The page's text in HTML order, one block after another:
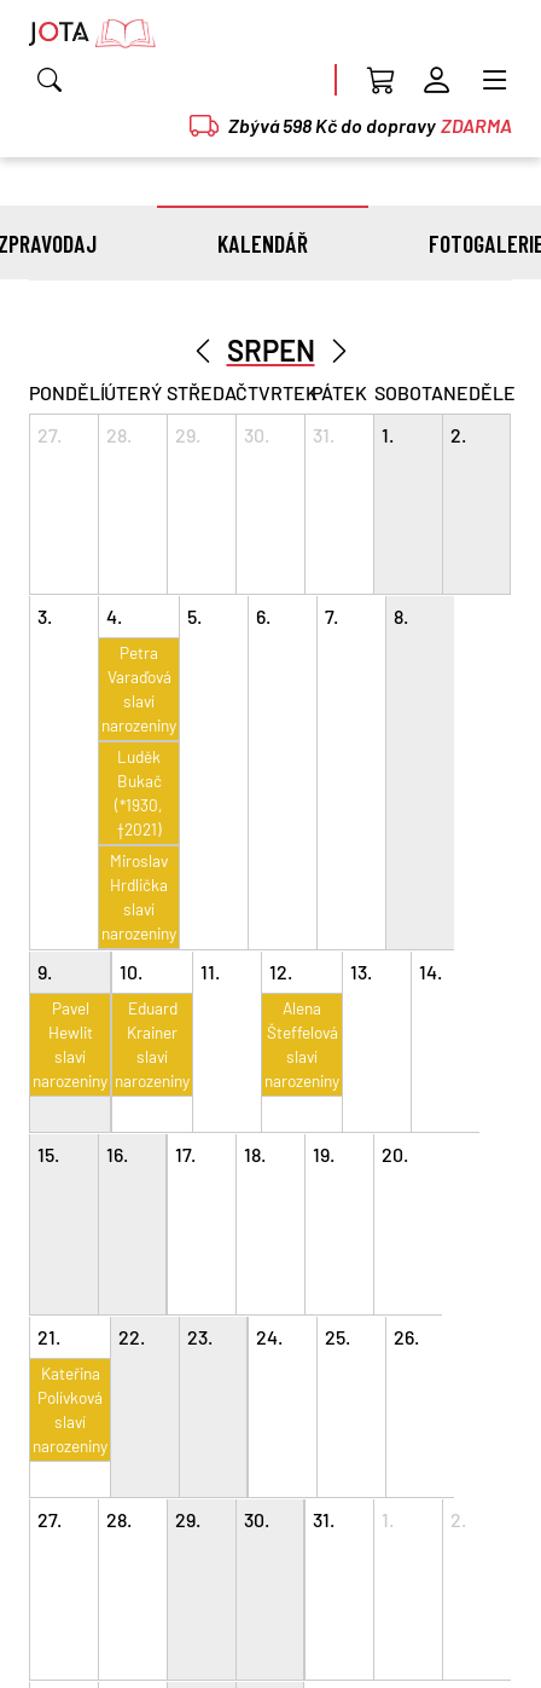
Zbývá 598 Kč do dopravy ZDARMA
KALENDÁŘ
SRPEN
PONDĚLÍÚTERÝ STŘEDAČTVRTEKPÁTEK SOBOTANEDĚLE
27.
28. 29. 30. 31. 1. 2.
3. 4.
Petra
Varaďová
slaví
narozeniny
Luděk
Bukač
(*1930,
†2021)
Miroslav
Hrdlička
slaví
narozeniny
5. 6. 7. 8.
9.
Pavel
Hewlit
slaví
narozeniny
10.
Eduard
Krainer
slaví
narozeniny
11. 12.
Alena
Šteffelová
slaví
narozeniny
13. 14.
15. 16. 17. 18. 19. 20.
21.
Kateřina
Polívková
slaví
narozeniny
22. 23. 24. 25. 26.
27. 28. 29. 30. 31. 1. 2.